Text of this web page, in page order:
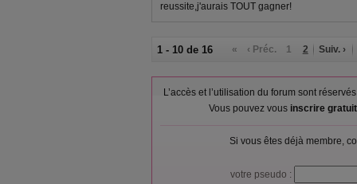
reussite,j'aurais TOUT gagner!
1 - 10 de 16 « ‹ Préc. 1 2 Suiv. ›
L’accès et l’utilisation du forum sont
Vous pouvez vous inscrire
Si vous êtes déjà membre,
votre pseudo :